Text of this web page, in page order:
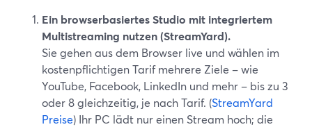
Ein browserbasiertes Studio mit integriertem
Multistreaming nutzen (StreamYard).
Sie gehen aus dem Browser live und wählen im
kostenpflichtigen Tarif mehrere Ziele – wie
YouTube, Facebook, LinkedIn und mehr – bis zu 3
oder 8 gleichzeitig, je nach Tarif. (StreamYard
Preise) Ihr PC lädt nur einen Stream hoch; die